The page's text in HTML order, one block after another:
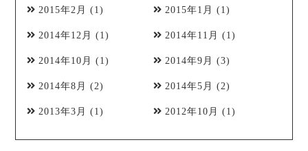
2015年2月 (1) 2015年1月 (1)
2014年12月 (1) 2014年11月 (1)
2014年10月 (1) 2014年9月 (3)
2014年8月 (2) 2014年5月 (2)
2013年3月 (1) 2012年10月 (1)